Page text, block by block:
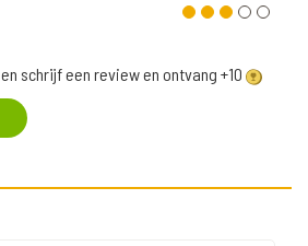
en schrijf een review en ontvang +10